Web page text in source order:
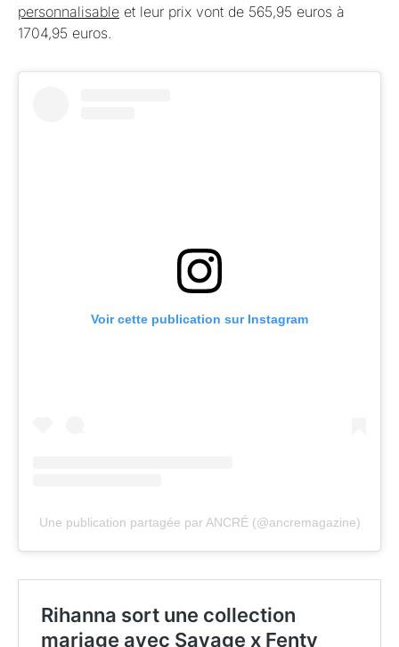
personnalisable et leur prix vont de 565,95 euros à
1704,95 euros.
Voir cette publication sur Instagram
Une publication partagée par ANCRÉ (@ancremagazine)